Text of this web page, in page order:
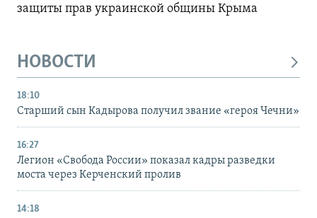
защиты прав украинской общины Крыма
НОВОСТИ
18:10
Старший сын Кадырова получил звание «героя Чечни»
16:27
Легион «Свобода России» показал кадры разведки
моста через Керченский пролив
14:18